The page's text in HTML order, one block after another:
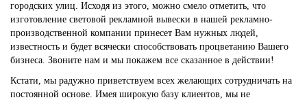
городских улиц. Исходя из этого, можно смело отметить, что
изготовление световой рекламной вывески в нашей рекламно-
производственной компании принесет Вам нужных людей,
известность и будет всячески способствовать процветанию Вашего
бизнеса. Звоните нам и мы покажем все сказанное в действии!
Кстати, мы радужно приветствуем всех желающих сотрудничать на
постоянной основе. Имея широкую базу клиентов, мы не